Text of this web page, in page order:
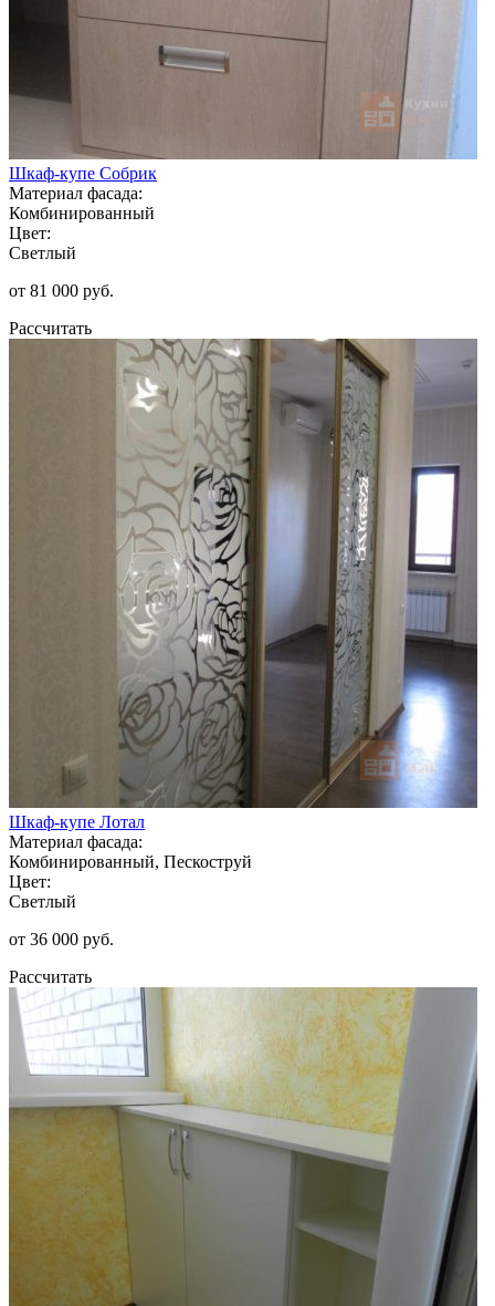
Шкаф-купе Собрик
Материал фасада:
Комбинированный
Цвет:
Светлый
от 81 000 руб.
Рассчитать
Шкаф-купе Лотал
Материал фасада:
Комбинированный, Пескоструй
Цвет:
Светлый
от 36 000 руб.
Рассчитать